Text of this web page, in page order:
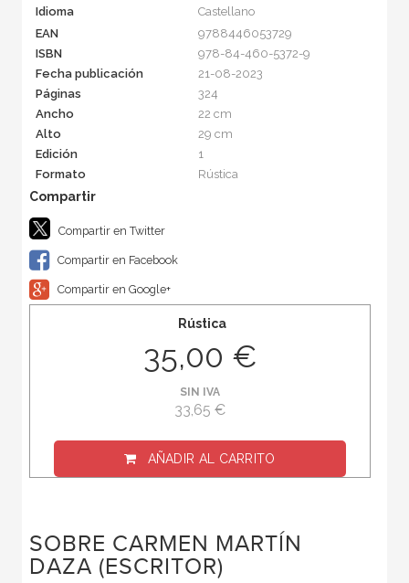
Idioma
Castellano
EAN
9788446053729
ISBN
978-84-460-5372-9
Fecha publicación
21-08-2023
Páginas
324
Ancho
22 cm
Alto
29 cm
Edición
1
Formato
Rústica
Compartir en Twitter
Compartir en Facebook
Compartir en Google+
Rústica
35,00 €
SIN IVA
33,65 €
AÑADIR AL CARRITO
SOBRE CARMEN MARTÍN
DAZA (ESCRITOR)